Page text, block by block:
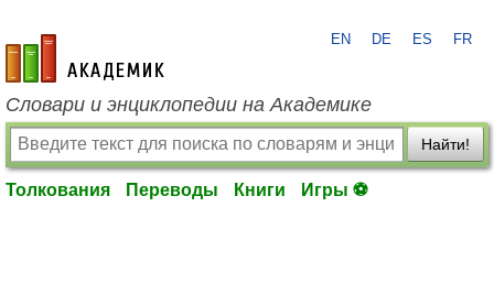
academic.ru
EN DE ES FR
Словари и энциклопедии на Академике
Найти!
Толкования Переводы Книги Игры ⚽